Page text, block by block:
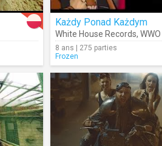
Każdy Ponad Każdym
White House Records, WWO
8 ans | 275 parties
Frozen